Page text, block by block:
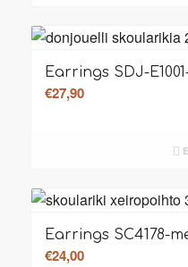
Earrings SDJ-
€27,90
Earrings SC4178-
€24,00